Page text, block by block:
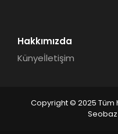
Hakkımızda
Künyeİletişim
Copyright © 2025 Tüm
Seobaz